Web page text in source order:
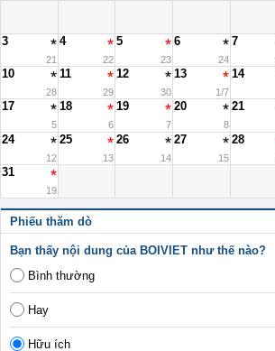
3
21
4
22
5
23
6
24
7
10
28
11
29
12
30
13
1/7
14
17
5
18
6
19
7
20
8
21
24
12
25
13
26
14
27
15
28
31
19
Phiếu thăm dò
Bạn thấy nội dung của BOIVIET như thế nào?
Bình thường
Hay
Hữu ích